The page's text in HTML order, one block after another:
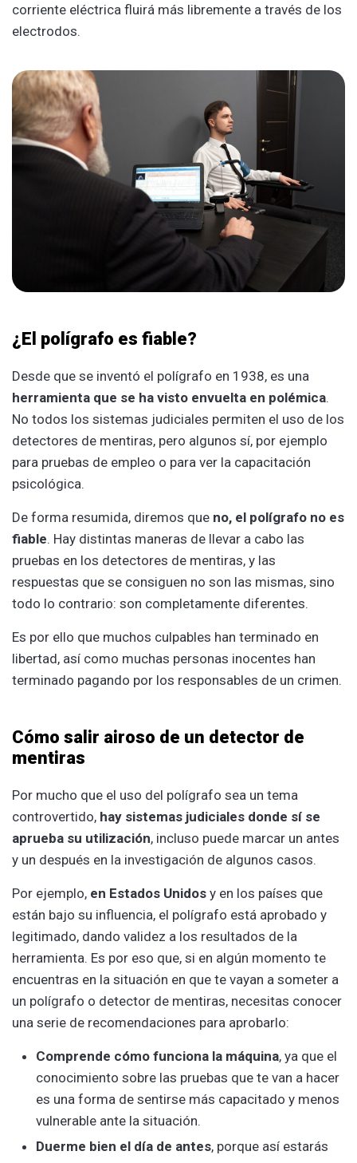
corriente eléctrica fluirá más libremente a través de los
electrodos.
¿El polígrafo es fiable?
Desde que se inventó el polígrafo en 1938, es una
herramienta que se ha visto envuelta en polémica.
No todos los sistemas judiciales permiten el uso de los
detectores de mentiras, pero algunos sí, por ejemplo
para pruebas de empleo o para ver la capacitación
psicológica.
De forma resumida, diremos que no, el polígrafo no es
fiable. Hay distintas maneras de llevar a cabo las
pruebas en los detectores de mentiras, y las
respuestas que se consiguen no son las mismas, sino
todo lo contrario: son completamente diferentes.
Es por ello que muchos culpables han terminado en
libertad, así como muchas personas inocentes han
terminado pagando por los responsables de un crimen.
Cómo salir airoso de un detector de
mentiras
Por mucho que el uso del polígrafo sea un tema
controvertido, hay sistemas judiciales donde sí se
aprueba su utilización, incluso puede marcar un antes
y un después en la investigación de algunos casos.
Por ejemplo, en Estados Unidos y en los países que
están bajo su influencia, el polígrafo está aprobado y
legitimado, dando validez a los resultados de la
herramienta. Es por eso que, si en algún momento te
encuentras en la situación en que te vayan a someter a
un polígrafo o detector de mentiras, necesitas conocer
una serie de recomendaciones para aprobarlo:
Comprende cómo funciona la máquina, ya que el
conocimiento sobre las pruebas que te van a hacer
es una forma de sentirse más capacitado y menos
vulnerable ante la situación.
Duerme bien el día de antes, porque así estarás